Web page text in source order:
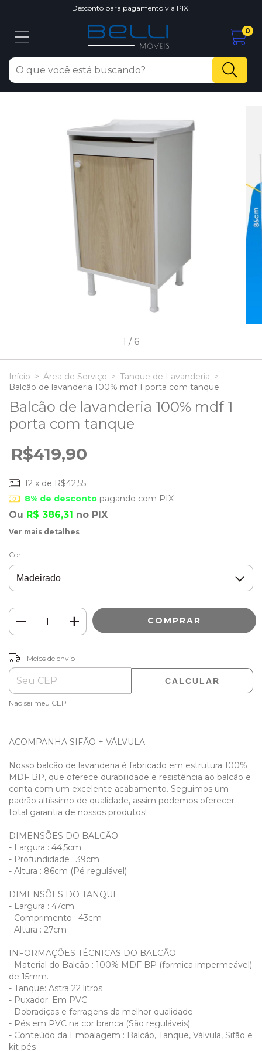
Desconto para pagamento via PIX!
0
1 / 6
Início > Área de Serviço > Tanque de Lavanderia >
Balcão de lavanderia 100% mdf 1 porta com tanque
Balcão de lavanderia 100% mdf 1
porta com tanque
R$419,90
12 x de R$42,55
8% de descontopagando com PIX
Ou R$ 386,31 no PIX
Ver mais detalhes
Cor
Entregas para o CEP:
Meios de envio
CALCULAR
Não sei meu CEP
ACOMPANHA SIFÃO + VÁLVULA
Nosso balcão de lavanderia é fabricado em estrutura 100%
MDF BP, que oferece durabilidade e resistência ao balcão e
conta com um excelente acabamento. Seguimos um
padrão altíssimo de qualidade, assim podemos oferecer
total garantia de nossos produtos!
DIMENSÕES DO BALCÃO
- Largura : 44,5cm
- Profundidade : 39cm
- Altura : 86cm (Pé regulável)
DIMENSÕES DO TANQUE
- Largura : 47cm
- Comprimento : 43cm
- Altura : 27cm
INFORMAÇÕES TÉCNICAS DO BALCÃO
- Material do Balcão : 100% MDF BP (formica impermeável)
de 15mm.
- Tanque: Astra 22 litros
- Puxador: Em PVC
- Dobradiças e ferragens da melhor qualidade
- Pés em PVC na cor branca (São reguláveis)
- Conteúdo da Embalagem : Balcão, Tanque, Válvula, Sifão e
kit pés